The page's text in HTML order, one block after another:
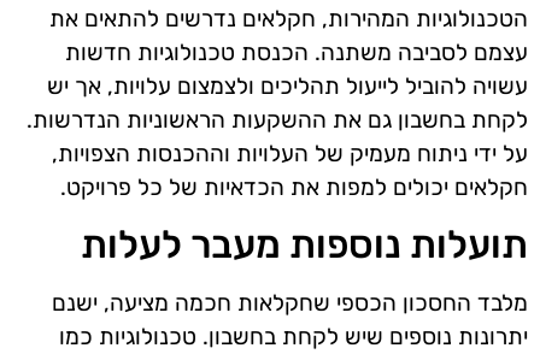
הטכנולוגיות המהירות, חקלאים נדרשים להתאים את
עצמם לסביבה משתנה. הכנסת טכנולוגיות חדשות
עשויה להוביל לייעול תהליכים ולצמצום עלויות, אך יש
לקחת בחשבון גם את ההשקעות הראשוניות הנדרשות.
על ידי ניתוח מעמיק של העלויות וההכנסות הצפויות,
חקלאים יכולים למפות את הכדאיות של כל פרויקט.
תועלות נוספות מעבר לעלות
מלבד החסכון הכספי שחקלאות חכמה מציעה, ישנם
יתרונות נוספים שיש לקחת בחשבון. טכנולוגיות כמו